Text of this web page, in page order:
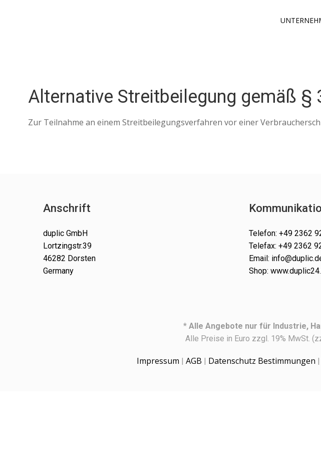
Alternative Streitbeilegung gemäß §
Zur Teilnahme an einem Streitbeilegungsverfahren vor einer
Anschrift
duplic GmbH
Lortzingstr.39
46282 Dorsten
Germany
Telefon: +49 2362
Telefax: +49 2362
Email:
Shop:
* Alle Angebote nur für Industrie,
Alle Preise in Euro zzgl. 19% MwSt.
Impressum | AGB | Datenschutz Bestimmungen |